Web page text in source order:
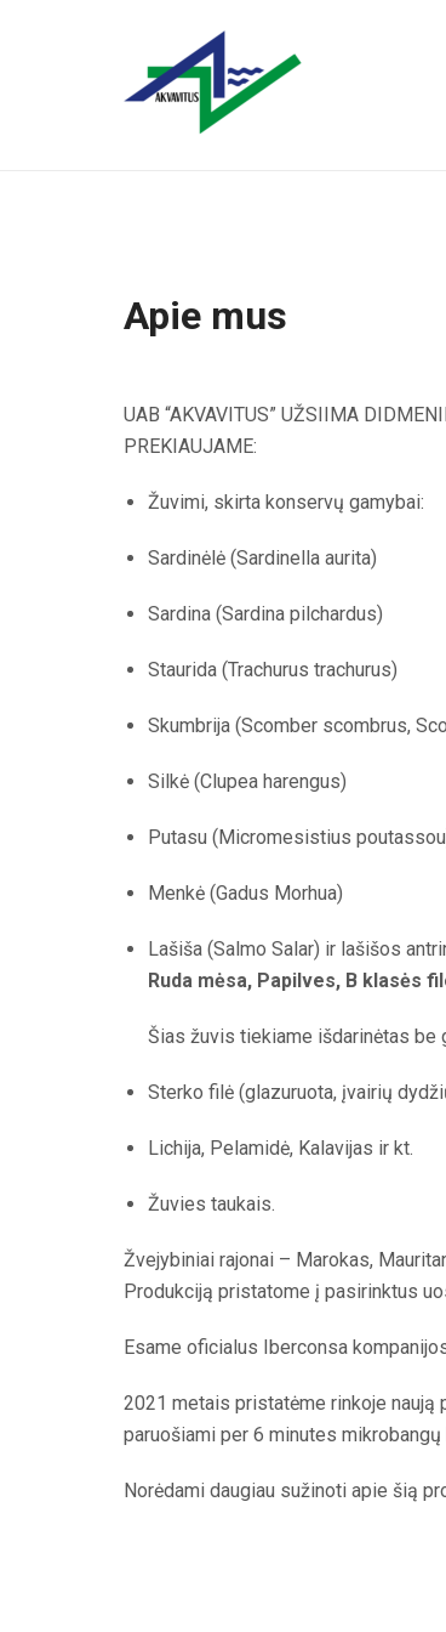
Apie mus
UAB “AKVAVITUS” UŽSIIMA
PREKIAUJAME:
Žuvimi, skirta konservų gamybai:
Sardinėlė (Sardinella aurita)
Sardina (Sardina pilchardus)
Staurida (Trachurus trachurus)
Skumbrija (Scomber scombrus,
Silkė (Clupea harengus)
Putasu (Micromesistius
Menkė (Gadus Morhua)
Lašiša (Salmo Salar) ir lašišos
Ruda mėsa, Papilves, B klasės
Šias žuvis tiekiame išdarinėtas be
Sterko filė (glazuruota, įvairių
Lichija, Pelamidė, Kalavijas ir kt.
Žuvies taukais.
Žvejybiniai rajonai – Marokas,
Produkciją pristatome į pasirinktus
Esame oficialus Iberconsa
2021 metais pristatėme rinkoje naują
paruošiami per 6 minutes mikrobangų
Norėdami daugiau sužinoti apie šią